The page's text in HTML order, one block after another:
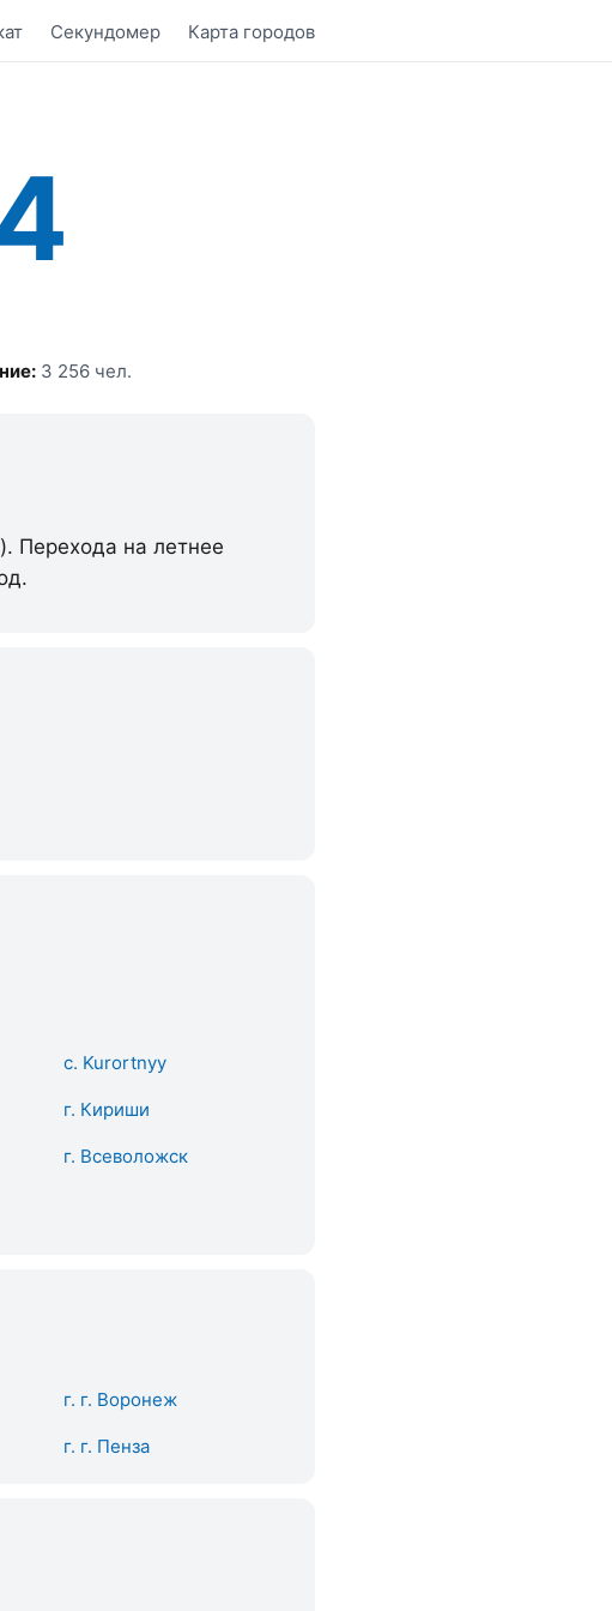
Секундомер Карта городов
3 256 чел.
Перехода на летнее
с. Kurortnyy
г. Кириши
г. Всеволожск
г. г. Воронеж
г. г. Пенза